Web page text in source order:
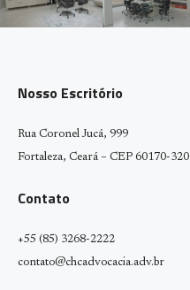
Nosso Escritório
Rua Coronel Jucá, 999
Fortaleza, Ceará – CEP 60170-320
Contato
+55 (85) 3268-2222
contato@chcadvocacia.adv.br